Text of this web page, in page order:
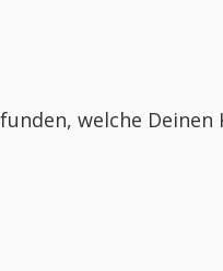
welche Deinen